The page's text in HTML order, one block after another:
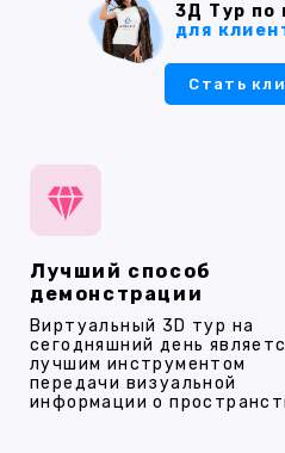
3Д Тур по
для
Стать
Лучший способ
демонстрации
Виртуальный 3D тур на
сегодняшний день
лучшим инструментом
передачи визуальной
информации о